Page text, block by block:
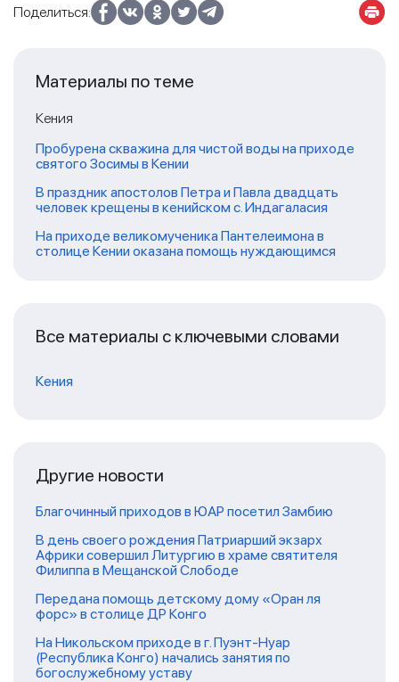
Поделиться:
Материалы по теме
Кения
Пробурена скважина для чистой воды на приходе
святого Зосимы в Кении
В праздник апостолов Петра и Павла двадцать
человек крещены в кенийском с. Индагаласия
На приходе великомученика Пантелеимона в
столице Кении оказана помощь нуждающимся
Все материалы с ключевыми словами
Кения
Другие новости
Благочинный приходов в ЮАР посетил Замбию
В день своего рождения Патриарший экзарх
Африки совершил Литургию в храме святителя
Филиппа в Мещанской Слободе
Передана помощь детскому дому «Оран ля
форс» в столице ДР Конго
На Никольском приходе в г. Пуэнт-Нуар
(Республика Конго) начались занятия по
богослужебному уставу